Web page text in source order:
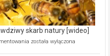
ścieków
[wideo]
skarb natury [wideo]
Ekologiczne
została wyłączona